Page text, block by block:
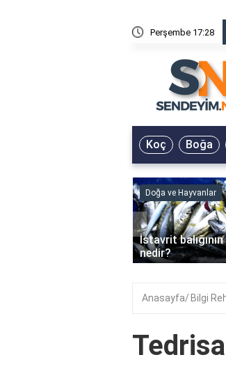
Perşembe 17:28
Koç Boğa
Doğa ve Hayvanlar
İstavrit
nedir?
‹
Anasayfa Bilgi